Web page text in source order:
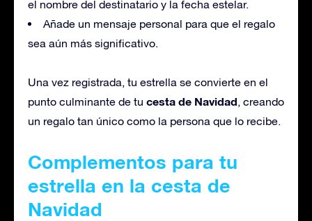
el nombre del destinatario y la fecha estelar.
Añade un mensaje personal para que el regalo
sea aún más significativo.
Una vez registrada, tu estrella se convierte en el
punto culminante de tu cesta de Navidad, creando
un regalo tan único como la persona que lo recibe.
Complementos para tu
estrella en la cesta de
Navidad